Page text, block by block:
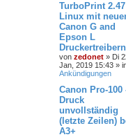
TurboPrint
Linux mit
Canon G and
Epson L
Druckertreibern
von zedonet » Di
Jan, 2019 15:43 »
Ankündigungen
Canon Pro-100
Druck
unvollständig
(letzte Zeilen)
A3+